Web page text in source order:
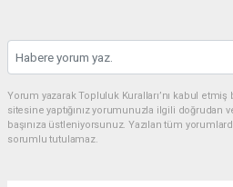
Yorum yazarak Topluluk Kuralları’nı kabul
sitesine yaptığınız yorumunuzla ilgili doğrudan
başınıza üstleniyorsunuz. Yazılan tüm
sorumlu tutulamaz.